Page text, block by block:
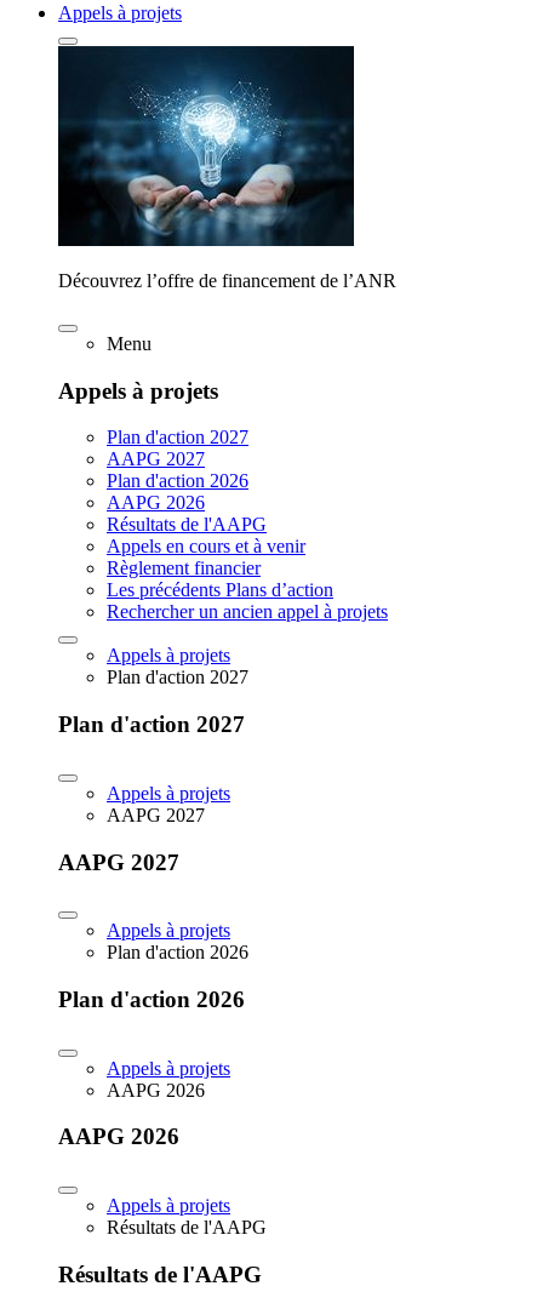
Appels à projets
Découvrez l’offre de financement de l’ANR
Menu
Appels à projets
Plan d'action 2027
AAPG 2027
Plan d'action 2026
AAPG 2026
Résultats de l'AAPG
Appels en cours et à venir
Règlement financier
Les précédents Plans d’action
Rechercher un ancien appel à projets
Appels à projets
Plan d'action 2027
Plan d'action 2027
Appels à projets
AAPG 2027
AAPG 2027
Appels à projets
Plan d'action 2026
Plan d'action 2026
Appels à projets
AAPG 2026
AAPG 2026
Appels à projets
Résultats de l'AAPG
Résultats de l'AAPG